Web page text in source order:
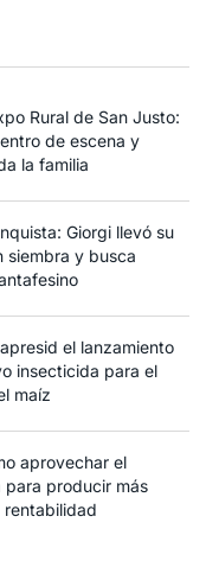
Rural de San Justo:
de escena y
la familia
Giorgi llevó su
siembra y busca
el lanzamiento
insecticida para el
maíz
aprovechar el
para producir más
rentabilidad